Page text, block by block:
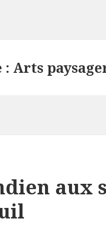
: Arts
aux